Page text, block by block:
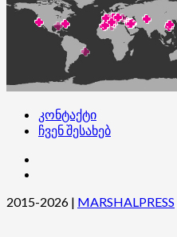
კონტაქტი
ჩვენ შესახებ
2015-2026 | MARSHALPRESS